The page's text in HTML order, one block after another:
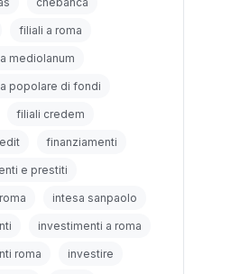
filiali a roma
mediolanum
popolare di fondi
filiali credem
finanziamenti
e prestiti
intesa sanpaolo
investimenti a roma
roma investire